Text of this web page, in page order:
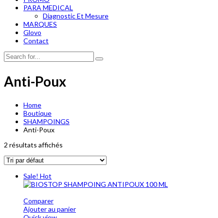
PARA MEDICAL
Diagnostic Et Mesure
MARQUES
Glovo
Contact
Anti-Poux
Home
Boutique
SHAMPOINGS
Anti-Poux
2 résultats affichés
Sale! Hot
Comparer
Ajouter au panier